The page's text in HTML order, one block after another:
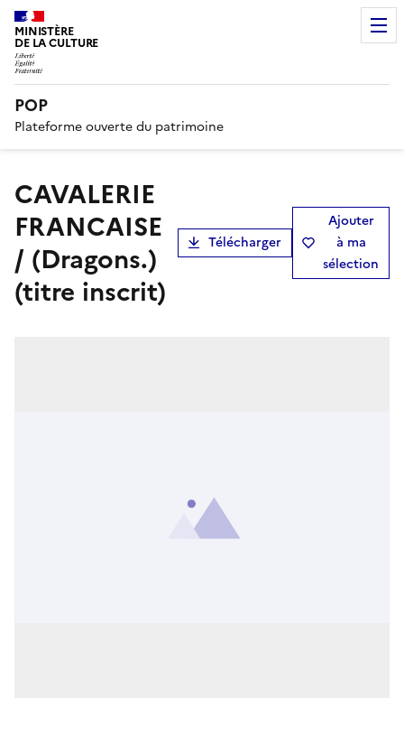
MINISTÈRE
DE LA CULTURE
POP
Plateforme ouverte du patrimoine
CAVALERIE
FRANCAISE
/ (Dragons.)
(titre inscrit)
Télécharger
Ajouter
à ma
sélection